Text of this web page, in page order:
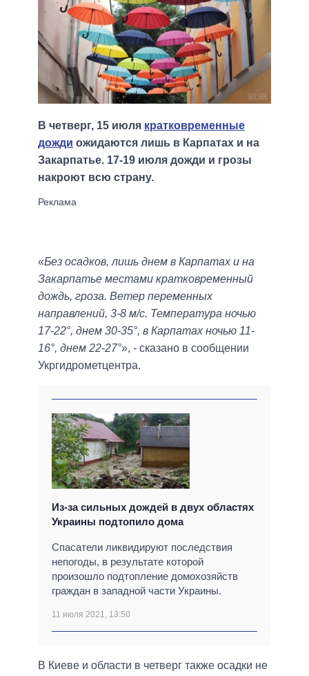
В четверг, 15 июля кратковременные
дожди ожидаются лишь в Карпатах и ​​на
Закарпатье. 17-19 июля дожди и грозы
накроют всю страну.
«Без осадков, лишь днем ​​в Карпатах и ​​на
Закарпатье местами кратковременный
дождь, гроза. Ветер переменных
направлений, 3-8 м/с. Температура ночью
17-22°, днем ​​30-35°, в Карпатах ночью 11-
16°, днем 22-27°», - сказано в сообщении
Укргидрометцентра.
Из-за сильных дождей в двух областях
Украины подтопило дома
Спасатели ликвидируют последствия
непогоды, в результате которой
произошло подтопление домохозяйств
граждан в западной части Украины.
11 июля 2021, 13:50
В Киеве и области в четверг также осадки не